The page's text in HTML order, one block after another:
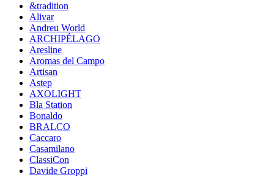
&tradition
Alivar
Andreu World
ARCHIPÉLAGO
Aresline
Aromas del Campo
Artisan
Astep
AXOLIGHT
Bla Station
Bonaldo
BRALCO
Caccaro
Casamilano
ClassiCon
Davide Groppi